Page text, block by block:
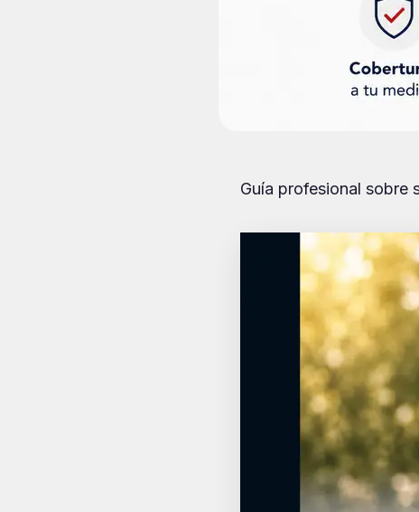
Guía profesional sobre